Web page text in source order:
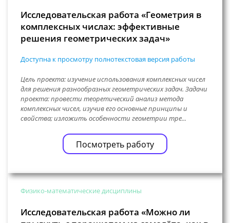
Исследовательская работа «Геометрия в
комплексных числах: эффективные
решения геометрических задач»
Доступна к просмотру полнотекстовая версия работы
Цель проекта: изучение использования комплексных чисел
для решения разнообразных геометрических задач. Задачи
проекта: провести теоретический анализ метода
комплексных чисел, изучив его основные принципы и
свойства; изложить особенности геометрии тре...
Посмотреть работу
Физико-математические дисциплины
Исследовательская работа «Можно ли